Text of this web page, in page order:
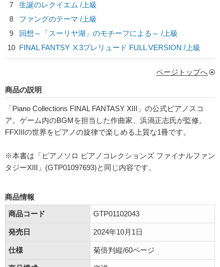
7
生誕のレクイエム /上級
8
ファングのテーマ /上級
9
回想～「スーリヤ湖」のモチーフによる～ /上級
10 FINAL FANTSY Ⅹ3プレリュード FULL VERSION /上級
ページトップへ
商品の説明
「Piano Collections FINAL FANTASY XIII」の公式ピアノスコ
ア。ゲーム内のBGMを担当した作曲家、浜渦正志氏が監修。
FFXIIIの世界をピアノの旋律で楽しめる上質な1冊です。
※本書は「ピアノソロ ピアノコレクションズ ファイナルファン
タジーXIII」(GTP01097693)と同じ内容です。
商品情報
商品コード
GTP01102043
発売日 2024年10月1日
仕様 菊倍判縦/60ページ